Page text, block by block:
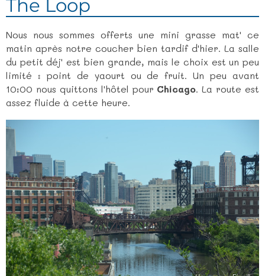
The Loop
Nous nous sommes offerts une mini grasse mat' ce
matin après notre coucher bien tardif d'hier. La salle
du petit déj' est bien grande, mais le choix est un peu
limité : point de yaourt ou de fruit. Un peu avant
10:00 nous quittons l'hôtel pour Chicago. La route est
assez fluide à cette heure.